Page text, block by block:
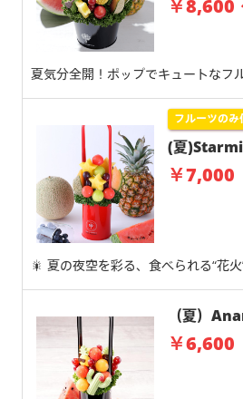
￥8,600
夏気分全開！ポップでキュートなフ
フルーツのみ
(夏
￥7,000
🎇 夏の夜空を彩る、食べられる“花
（夏）
￥6,600